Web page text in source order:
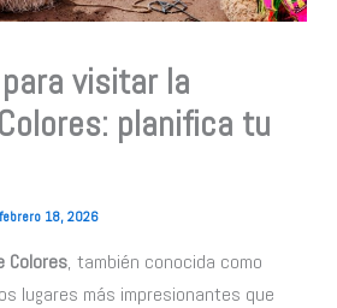
visitar la
planifica tu
febrero 18, 2026
Colores, también conocida como
lugares más impresionantes que